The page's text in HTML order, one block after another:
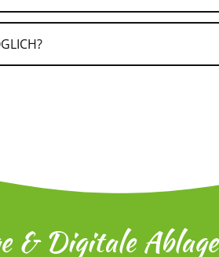
& Digitale Ablage